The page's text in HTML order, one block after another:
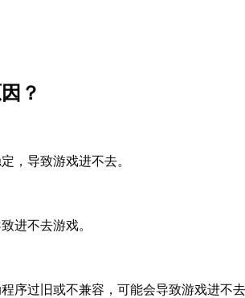
？
，导致游戏进不去。
进不去游戏。
序过旧或不兼容，可能会导致游戏进不